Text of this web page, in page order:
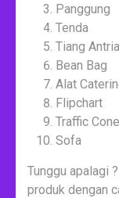
Panggung
Tenda
Tiang
Bean Bag
Alat
Flipchart
Traffic Cone
Sofa
Tunggu apalagi
produk dengan